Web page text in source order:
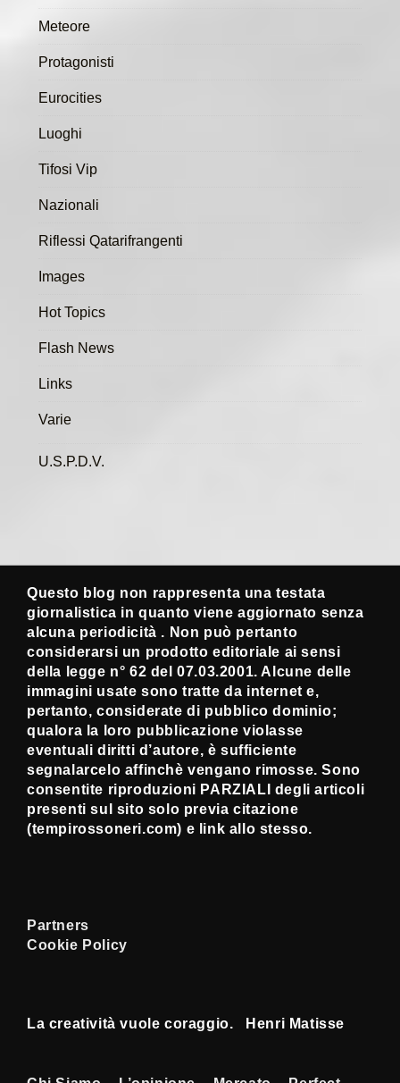
Meteore
Protagonisti
Eurocities
Luoghi
Tifosi Vip
Nazionali
Riflessi Qatarifrangenti
Images
Hot Topics
Flash News
Links
Varie
U.S.P.D.V.
Questo blog non rappresenta una testata
giornalistica in quanto viene aggiornato senza
alcuna periodicità . Non può pertanto
considerarsi un prodotto editoriale ai sensi
della legge n° 62 del 07.03.2001. Alcune delle
immagini usate sono tratte da internet e,
pertanto, considerate di pubblico dominio;
qualora la loro pubblicazione violasse
eventuali diritti d’autore, è sufficiente
segnalarcelo affinchè vengano rimosse. Sono
consentite riproduzioni PARZIALI degli articoli
presenti sul sito solo previa citazione
(tempirossoneri.com) e link allo stesso.
Partners
Cookie Policy
La creatività vuole coraggio. Henri Matisse